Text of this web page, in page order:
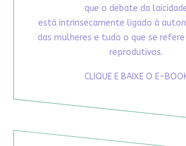
que o debate da
está intrinsecamente ligado à
das mulheres e tudo o que se
reprodutivos.
CLIQUE E BAIXE O E-